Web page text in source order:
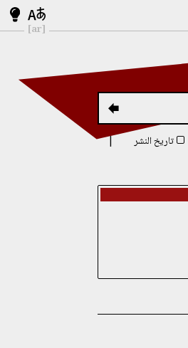
[ar]
تاريخ النشر